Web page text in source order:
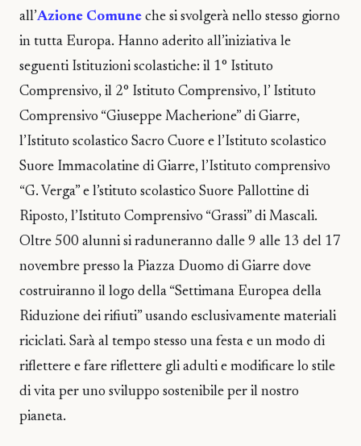
all’Azione Comune che si svolgerà nello stesso giorno
in tutta Europa. Hanno aderito all’iniziativa le
seguenti Istituzioni scolastiche: il 1° Istituto
Comprensivo, il 2° Istituto Comprensivo, l’ Istituto
Comprensivo “Giuseppe Macherione” di Giarre,
l’Istituto scolastico Sacro Cuore e l’Istituto scolastico
Suore Immacolatine di Giarre, l’Istituto comprensivo
“G. Verga” e l’stituto scolastico Suore Pallottine di
Riposto, l’Istituto Comprensivo “Grassi” di Mascali.
Oltre 500 alunni si raduneranno dalle 9 alle 13 del 17
novembre presso la Piazza Duomo di Giarre dove
costruiranno il logo della “Settimana Europea della
Riduzione dei rifiuti” usando esclusivamente materiali
riciclati. Sarà al tempo stesso una festa e un modo di
riflettere e fare riflettere gli adulti e modificare lo stile
di vita per uno sviluppo sostenibile per il nostro
pianeta.